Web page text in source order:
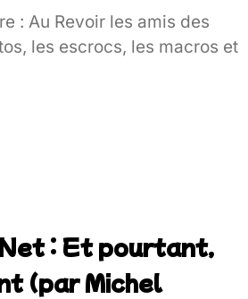
: Au Revoir les amis des
les escrocs, les macros et
: Et pourtant,
(par Michel